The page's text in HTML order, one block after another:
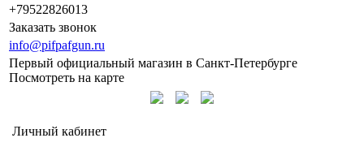
+79522826013
Заказать звонок
info@pifpafgun.ru
Первый официальный магазин в Санкт-Петербурге
Посмотреть на карте
Личный кабинет